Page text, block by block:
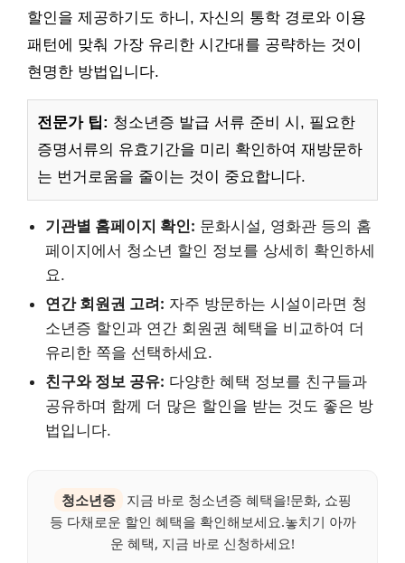
할인을 제공하기도 하니, 자신의 통학 경로와 이용
패턴에 맞춰 가장 유리한 시간대를 공략하는 것이
현명한 방법입니다.
전문가 팁: 청소년증 발급 서류 준비 시, 필요한
증명서류의 유효기간을 미리 확인하여 재방문하
는 번거로움을 줄이는 것이 중요합니다.
기관별 홈페이지 확인: 문화시설, 영화관 등의 홈
페이지에서 청소년 할인 정보를 상세히 확인하세
요.
연간 회원권 고려: 자주 방문하는 시설이라면 청
소년증 할인과 연간 회원권 혜택을 비교하여 더
유리한 쪽을 선택하세요.
친구와 정보 공유: 다양한 혜택 정보를 친구들과
공유하며 함께 더 많은 할인을 받는 것도 좋은 방
법입니다.
청소년증
지금 바로 청소년증 혜택을!문화, 쇼핑
등 다채로운 할인 혜택을 확인해보세요.놓치기 아까
운 혜택, 지금 바로 신청하세요!